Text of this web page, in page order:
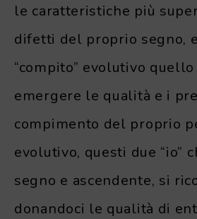
le caratteristiche più
difetti del proprio segno,
“compito” evolutivo
emergere le qualità e i
compimento del proprio
evolutivo, questi due “io”
segno e ascendente, si
donandoci le qualità di